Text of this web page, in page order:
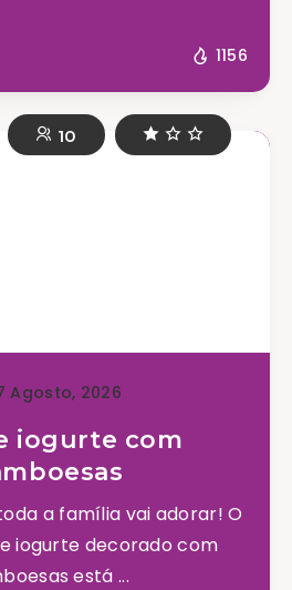
1156
10
Agosto, 2026
iogurte com
a família vai adorar! O
iogurte decorado com
está ...